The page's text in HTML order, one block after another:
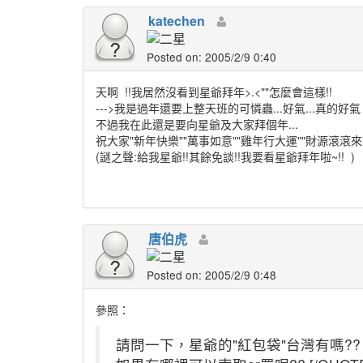
katechen
Posted on: 2005/2/9 0:40
天啊 !!我居然沒看到星爺拜年>.<""怎麼會這樣!!
--->我是過年還要上整天班的可憐蟲...好氣...真的好氣
不過我在此還是要向星爺及大家拜個年...
祝大家"新年快樂""萬事如意""雞年行大運""財源滾滾
(謎之聲:給我星爺!!其餘免談!!我要看星爺拜年啦~!! )
唐伯虎
Posted on: 2005/2/9 0:48
參照：
請問一下，星爺的"紅包袋"台灣有嗎??